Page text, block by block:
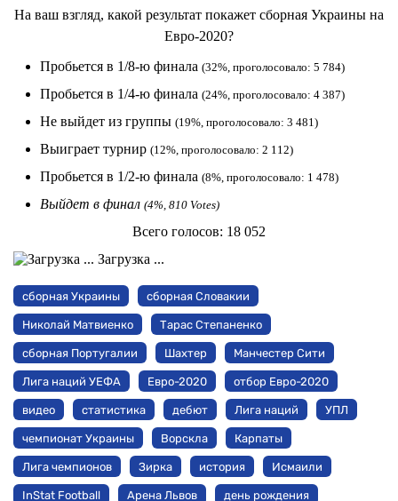
На ваш взгляд, какой результат покажет сборная Украины на
Евро-2020?
Пробьется в 1/8-ю финала (32%, проголосовало: 5 784)
Пробьется в 1/4-ю финала (24%, проголосовало: 4 387)
Не выйдет из группы (19%, проголосовало: 3 481)
Выиграет турнир (12%, проголосовало: 2 112)
Пробьется в 1/2-ю финала (8%, проголосовало: 1 478)
Выйдет в финал (4%, 810 Votes)
Всего голосов: 18 052
Загрузка ...
сборная Украины сборная Словакии
Николай Матвиенко Тарас Степаненко
сборная Португалии Шахтер Манчестер Сити
Лига наций УЕФА Евро-2020 отбор Евро-2020
видео статистика дебют Лига наций УПЛ
чемпионат Украины Ворскла Карпаты
Лига чемпионов Зирка история Исмаили
InStat Football Арена Львов день рождения